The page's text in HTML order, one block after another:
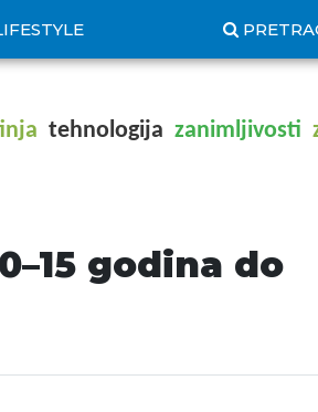
tehnologija zanimljivosti
godina do